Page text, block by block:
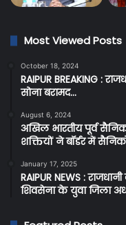
Most Viewed Posts
October 18, 2024
RAIPUR BREAKING :
सोना बरामद…
August 6, 2024
अखिल भारतीय पूर्व
शक्तियों ने बॉर्डर में
January 17, 2025
RAIPUR NEWS :
शिवसेना के युवा जिला